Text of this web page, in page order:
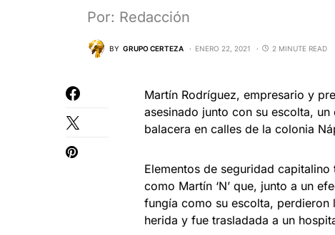
Por: Redacción
BY GRUPO CERTEZA ENERO 22, 2021 2 MINUTE READ
Martín Rodríguez, empresario y
asesinado junto con su escolta,
balacera en calles de la colonia
Elementos de seguridad
como Martín ‘N’ que, junto a un
fungía como su escolta, perdieron
herida y fue trasladada a un